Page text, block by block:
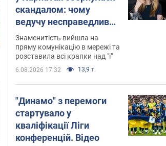
скандалом: чому
ведучу несправедливо
захейтили
Знаменитість вийшла на
пряму комунікацію в мережі та
розставила всі крапки над "і"
6.08.2026 17:32 13,9 т.
"Динамо" з перемоги
стартувало у
кваліфікації Ліги
конференцій. Відео